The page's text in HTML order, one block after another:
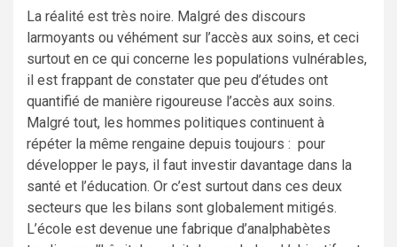
La réalité est très noire. Malgré des discours
larmoyants ou véhément sur l’accès aux soins, et ceci
surtout en ce qui concerne les populations vulnérables,
il est frappant de constater que peu d’études ont
quantifié de manière rigoureuse l’accès aux soins.
Malgré tout, les hommes politiques continuent à
répéter la même rengaine depuis toujours : pour
développer le pays, il faut investir davantage dans la
santé et l’éducation. Or c’est surtout dans ces deux
secteurs que les bilans sont globalement mitigés.
L’école est devenue une fabrique d’analphabètes